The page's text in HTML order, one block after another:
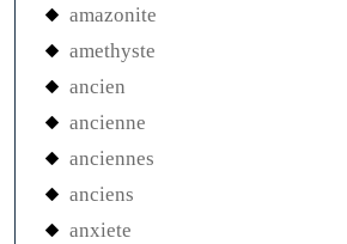
amazonite
amethyste
ancien
ancienne
anciennes
anciens
anxiete